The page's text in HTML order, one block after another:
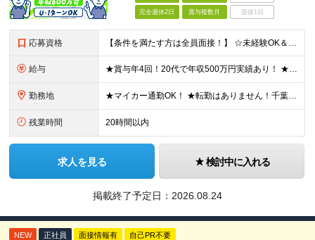
完全週休2日 賞与複数月 面接1回
応募資格 【条件を満たす方は全員面接！】 ☆未経験OK＆同期と出会える複数名募集！お話し好きならすぐご活躍いただけます◎ ◆要普通自動車運転免許（AT限定可） ◆学歴不問 ◆40歳までの方（長期勤続によるキャリ
給与 ★賞与年4回！20代で年収500万円実績あり！ ★未経験からでも基本給27万円スタートと、安定した収入を得られる環境です！ 月給27万円～29万円＋各種手当＋賞与年2回（＋業績賞与年2回） ※経験・
勤務地 ★マイカー通勤OK！ ★転勤はありません！千葉＆大阪で積極採用中！ 【千葉】千葉県白井市富塚1番 【大阪】大阪府堺市堺区南半町東1丁目1番10号 ※(変更の範囲)上記を除く当社関連勤務地
残業時間 20時間以内
求人を見る 検討中に入れる
掲載終了予定日： 2026.08.24
NEW 正社員 面接情報有 自己PR不要